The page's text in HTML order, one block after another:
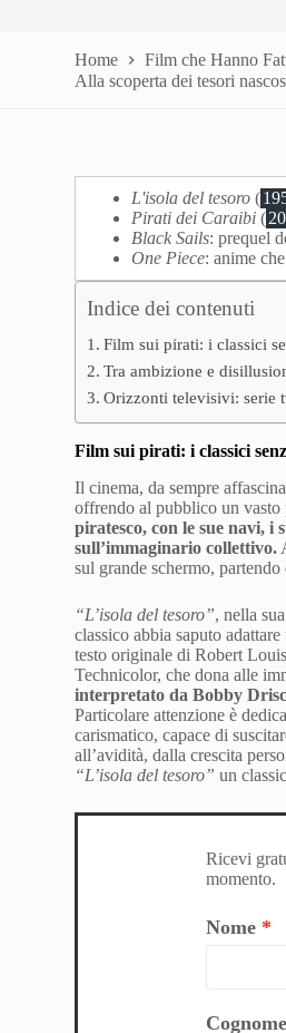
Home
Film che Hanno
Alla scoperta dei tesori
L'isola del tesoro (
Pirati dei Caraibi (
Black Sails: prequel
One Piece: anime
Indice dei contenuti
Film sui pirati: i classici
Tra ambizione e
Orizzonti televisivi: serie
Film sui pirati: i classici
Il cinema, da sempre
offrendo al pubblico un vasto
piratesco, con le sue navi, i
sull’immaginario collettivo.
sul grande schermo,
“L’isola del tesoro”, nella
classico abbia saputo
testo originale di Robert
Technicolor, che dona alle
interpretato da Bobby
Particolare attenzione è
carismatico, capace di
all’avidità, dalla crescita
“L’isola del tesoro” un
Ricevi
momento.
Nome
Cognome